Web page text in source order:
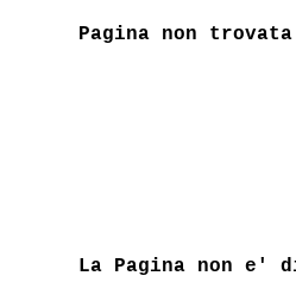
Pagina non trovata
La Pagina non e'